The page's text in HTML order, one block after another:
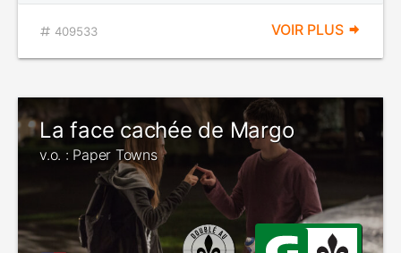
409533 VOIR PLUS
La face cachée de Margo
v.o. : Paper Towns